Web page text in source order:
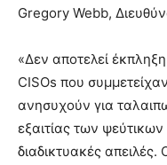
Gregory Webb,
«Δεν αποτελεί
CISOs που
ανησυχούν για
εξαιτίας των
διαδικτυακές απειλές.